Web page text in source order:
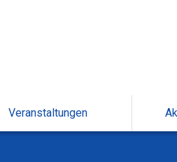
Veranstaltungen